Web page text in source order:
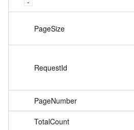
PageSize
RequestId
PageNumber
TotalCount